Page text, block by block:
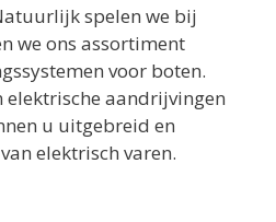
spelen we bij
we ons assortiment
voor boten.
elektrische aandrijvingen
u uitgebreid en
elektrisch varen.